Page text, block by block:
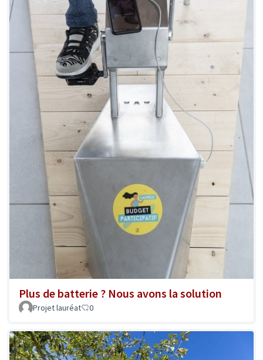
Plus de batterie ? Nous avons la solution
Projet lauréat 0